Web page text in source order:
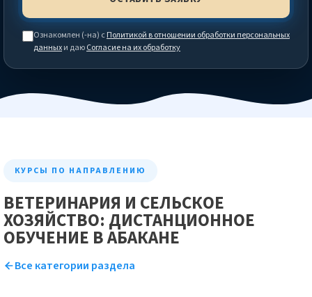
Ознакомлен (-на) сПолитикой в отношении обработки персональных
данныхи даюСогласие на их обработку
КУРСЫ ПО НАПРАВЛЕНИЮ
ВЕТЕРИНАРИЯ И СЕЛЬСКОЕ
ХОЗЯЙСТВО: ДИСТАНЦИОННОЕ
ОБУЧЕНИЕ В АБАКАНЕ
Все категории раздела